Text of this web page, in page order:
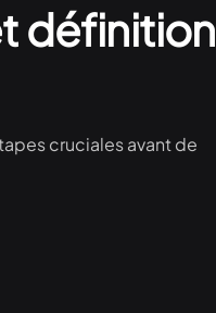
définition
cruciales avant de